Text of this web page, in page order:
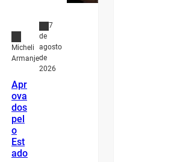
Micheli
Armanje
7
de
agosto
de
2026
Apr
ova
dos
pel
o
Est
ado